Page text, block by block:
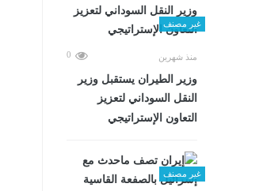
غير مصنف
منذ شهرين 0
وزير الطيران يستقبل وزير
النقل السوداني لتعزيز
التعاون الإستراتيجي
غير مصنف